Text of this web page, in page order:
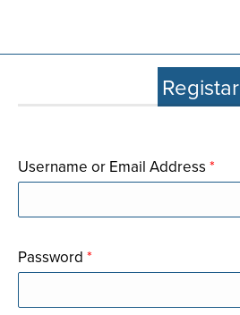
Registar
Username or Email Address *
Password *